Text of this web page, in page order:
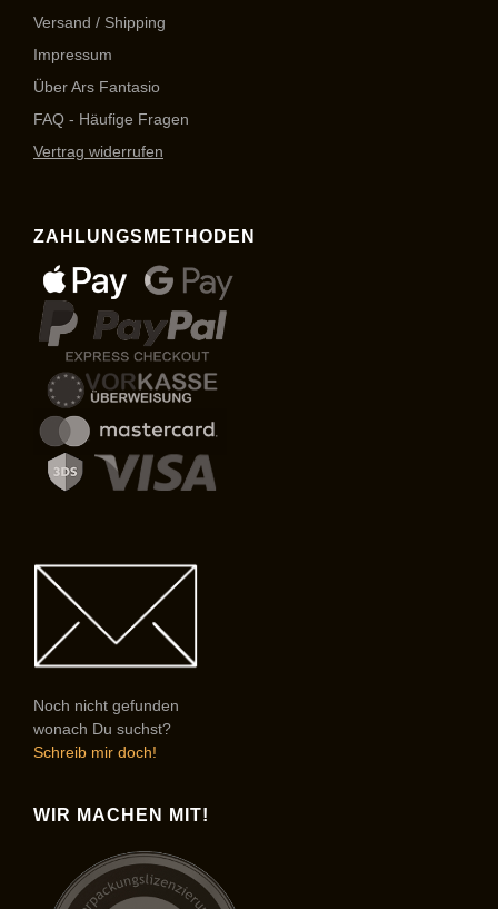
Versand / Shipping
Impressum
Über Ars Fantasio
FAQ - Häufige Fragen
Vertrag widerrufen
ZAHLUNGSMETHODEN
Noch nicht gefunden
wonach Du suchst?
Schreib mir doch!
WIR MACHEN MIT!